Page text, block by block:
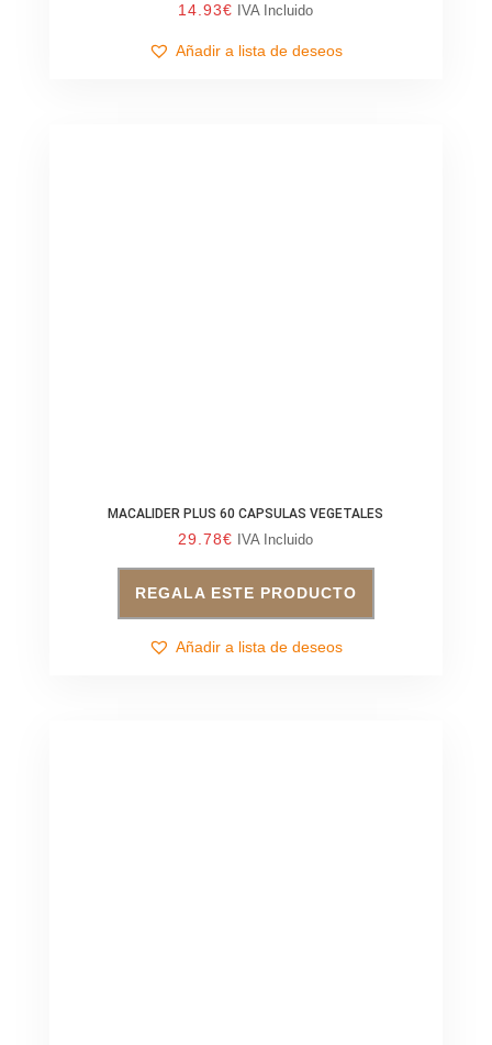
14.93€ IVA Incluido
Añadir a lista de deseos
MACALIDER PLUS 60 CAPSULAS VEGETALES
29.78€ IVA Incluido
REGALA ESTE PRODUCTO
Añadir a lista de deseos